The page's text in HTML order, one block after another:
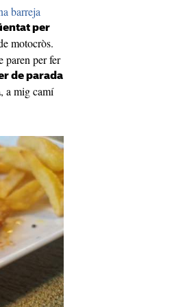
barreja
per
motocròs.
paren per fer
de parada
, a mig camí